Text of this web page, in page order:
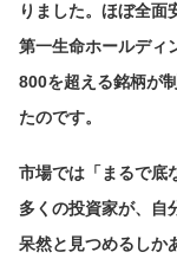
りました。ほぼ全面
第一生命ホールディ
800を超える銘柄が
たのです。
市場では「まるで底
多くの投資家が、自
呆然と見つめるしか